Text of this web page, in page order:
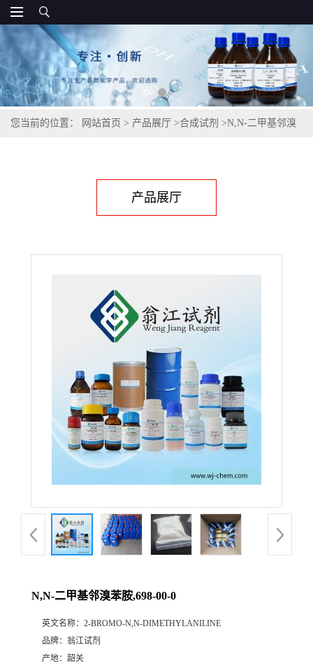
您当前的位置： 网站首页 > 产品展厅 >合成试剂 >N,N-二甲基邻溴
产品展厅
N,N-二甲基邻溴苯胺,698-00-0
英文名称： 2-BROMO-N,N-DIMETHYLANILINE
品牌： 翁江试剂
产地： 韶关